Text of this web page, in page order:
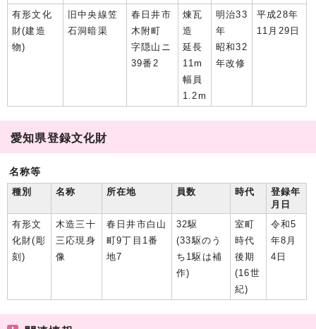
有形文化
財(建造
物)
旧中央線笠
石洞暗渠
春日井市
木附町
字隠山ニ
39番2
煉瓦
造
延長
11m
幅員
1.2m
明治33
年
昭和32
年改修
平成28年
11月29日
愛知県登録文化財
名称等
種別
名称 所在地 員数 時代
登録年
月日
有形文
化財(彫
刻)
木造三十
三応現身
像
春日井市白山
町9丁目1番
地7
32駆
(33駆のう
ち1駆は補
作)
室町
時代
後期
(16世
紀)
令和5
年8月
4日